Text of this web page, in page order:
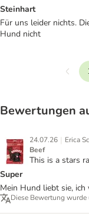
Steinhart
Für uns leider nichts.
Hund nicht
Bewertungen
24.07.26 | Erica
Beef
This is a stars
Super
Mein Hund liebt sie,
Diese Bewertung wurde